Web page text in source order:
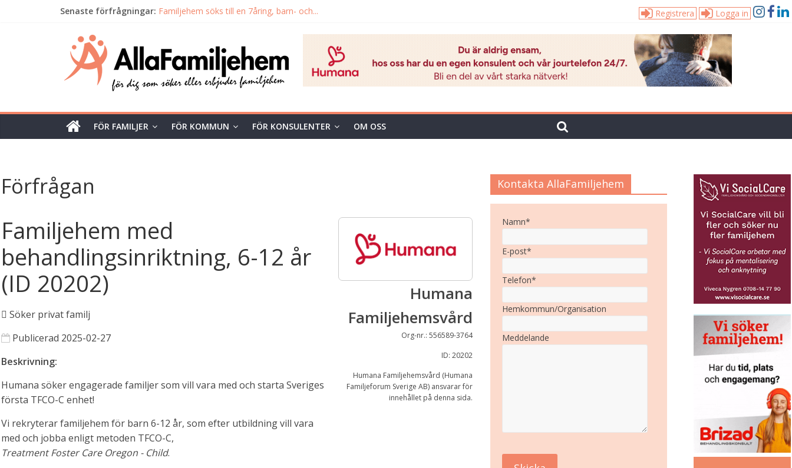
Senaste förfrågningar: Familjehem söks till en 7åring, barn- och...
Karlskrona kommun söker kontrakterade jourhem
Söker jour- och familjehem i Dalarna samt...
Familjehem sökes till en tjej född 2010.
Registrera Logga in
Alla
Familjehem
tjänst
för
eller
FÖR FAMILJER FÖR KOMMUN FÖR KONSULENTER OM OSS
Förfrågan
Familjehem med
behandlingsinriktning, 6-12 år
(ID 20202)
Söker privat familj
Publicerad 2025-02-27
Beskrivning:
Humana söker engagerade familjer som vill vara med och starta Sveriges
första TFCO-C enhet!
Vi rekryterar familjehem för barn 6-12 år, som efter utbildning vill vara
med och jobba enligt metoden TFCO-C,
Treatment Foster Care Oregon - Child.
Humana
Familjehemsvård
Org-nr.: 556589-3764
ID: 20202
Humana Familjehemsvård (Humana
Familjeforum Sverige AB) ansvarar för
innehållet på denna sida.
Kontakta AllaFamiljehem
Namn*
E-post*
Telefon*
Hemkommun/Organisation
Meddelande